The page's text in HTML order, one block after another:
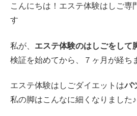
こんにちは！エステ体験はしご専
す
私が、 エステ体験のはしごをして
検証を始めてから、７ヶ月が経ち
エステ体験はしごダイエットはバ
私の脚はこんなに細くなりました♪